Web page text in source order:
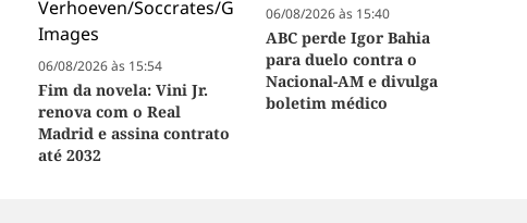
06/08/2026 às 15:54
Fim da novela: Vini Jr.
renova com o Real
Madrid e assina contrato
até 2032
06/08/2026 às 15:40
ABC perde Igor Bahia
para duelo contra o
Nacional-AM e divulga
boletim médico